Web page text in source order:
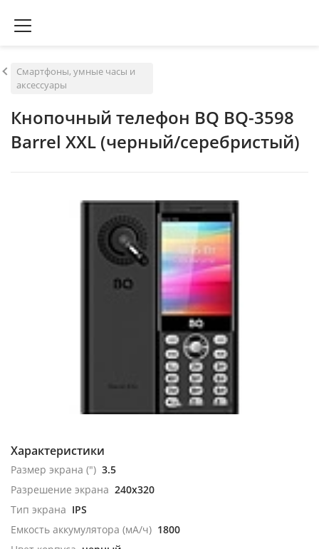
Смартфоны, умные часы и
аксессуары
Кнопочный телефон BQ BQ-3598
Barrel XXL (черный/серебристый)
Характеристики
Размер экрана (") 3.5
Разрешение экрана 240x320
Тип экрана IPS
Емкость аккумулятора (мА/ч) 1800